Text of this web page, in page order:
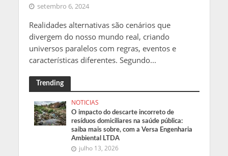
setembro 6, 2024
Realidades alternativas são cenários que
divergem do nosso mundo real, criando
universos paralelos com regras, eventos e
características diferentes. Segundo...
Trending
NOTICIAS
O impacto do descarte incorreto de
resíduos domiciliares na saúde pública:
saiba mais sobre, com a Versa Engenharia
Ambiental LTDA
julho 13, 2026